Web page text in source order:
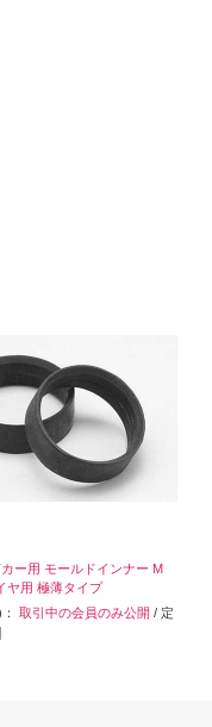
ー用 モールドインナー M
ヤ用 極薄タイプ
取引中の会員のみ公開 / 定